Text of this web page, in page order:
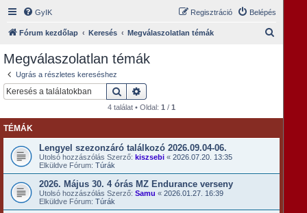
GyIK Belépés
Regisztráció
Fórum kezdőlap Keresés Megválaszolatlan témák
Megválaszolatlan témák
Ugrás a részletes kereséshez
Keresés
4 találat • Oldal:1 /1
TÉMÁK
Lengyel szezonzáró találkozó 2026.09.04-06.
Utolsó hozzászólás Szerző: kiszsebi « 2026.07.20. 13:35
Elküldve Fórum: Túrák
2026. Május 30. 4 órás MZ Endurance verseny
Utolsó hozzászólás Szerző: Samu « 2026.01.27. 16:39
Elküldve Fórum: Túrák